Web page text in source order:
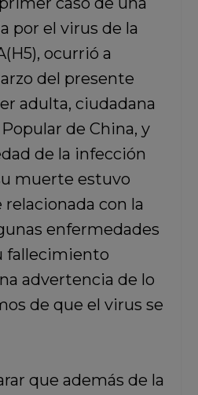
por el virus de la
ocurrió a
del presente
adulta, ciudadana
de China, y
de la infección
muerte estuvo
con la
enfermedades
fallecimiento
advertencia de lo
de que el virus se
que además de la